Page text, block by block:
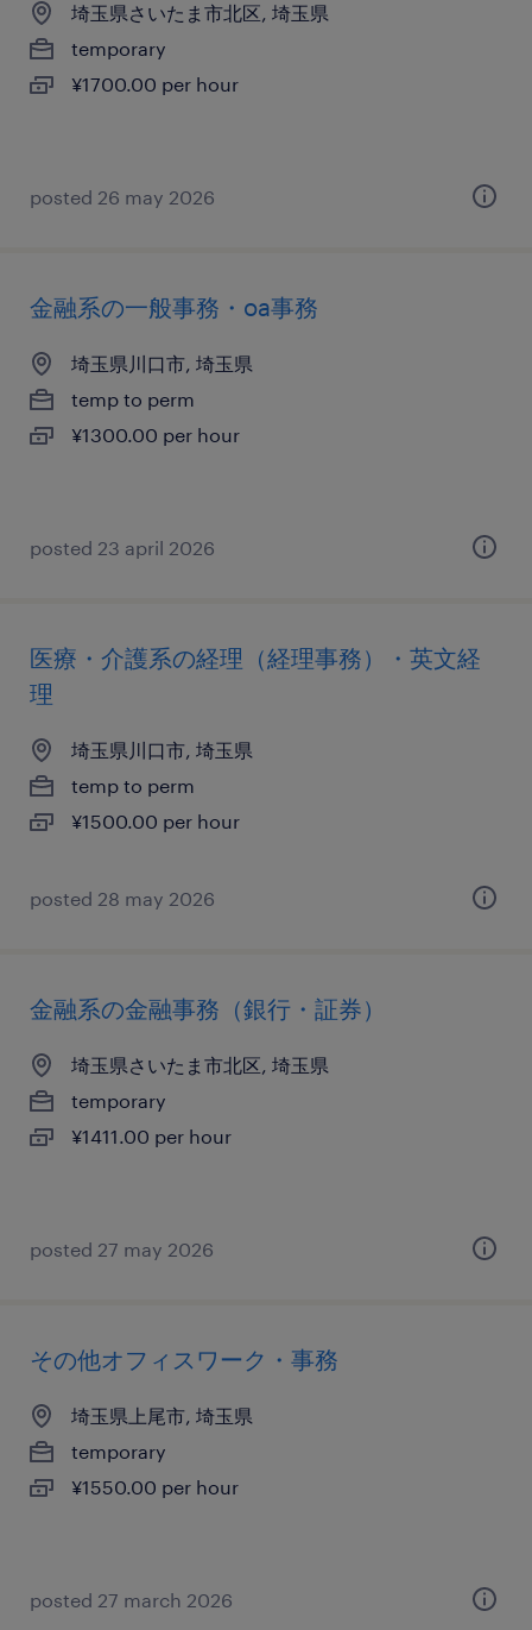
埼玉県さいたま市北区, 埼玉県
temporary
¥1700.00 per hour
posted 26 may 2026
金融系の一般事務・oa事務
埼玉県川口市, 埼玉県
temp to perm
¥1300.00 per hour
posted 23 april 2026
医療・介護系の経理（経理事務）・英文経
理
埼玉県川口市, 埼玉県
temp to perm
¥1500.00 per hour
posted 28 may 2026
金融系の金融事務（銀行・証券）
埼玉県さいたま市北区, 埼玉県
temporary
¥1411.00 per hour
posted 27 may 2026
その他オフィスワーク・事務
埼玉県上尾市, 埼玉県
temporary
¥1550.00 per hour
posted 27 march 2026